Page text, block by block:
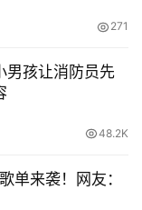
271
男孩让消防员先
48.2K
单来袭！网友：